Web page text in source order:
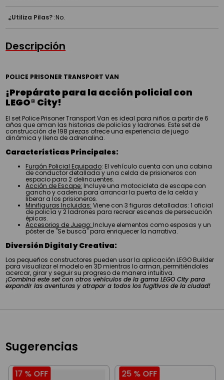
¿Utiliza Pilas? :No.
Descripción
POLICE PRISONER TRANSPORT VAN
¡Prepárate para la acción policial con
LEGO® City!
El set Police Prisoner Transport Van es ideal para niños a partir de 6
años que aman las historias de policías y ladrones. Este set de
construcción de 198 piezas ofrece una experiencia de juego
dinámica y llena de adrenalina.
Características Principales:
Furgón Policial Equipado: El vehículo cuenta con una cabina
de conductor detallada y una celda de prisioneros con
espacio para 2 delincuentes.
Acción de Escape: Incluye una motocicleta de escape con
gancho y cadena para arrancar la puerta de la celda y
liberar a los prisioneros.
Minifiguras Incluidas: Viene con 3 figuras detalladas: 1 oficial
de policía y 2 ladrones para recrear escenas de persecución
épicas.
Accesorios de Juego: Incluye elementos como esposas y un
póster de "Se busca" para enriquecer la narrativa.
Diversión Digital y Creativa:
Los pequeños constructores pueden usar la aplicación LEGO Builder
para visualizar el modelo en 3D mientras lo arman, permitiéndoles
acercar, girar y seguir su progreso de manera intuitiva.
¡Combina este set con otros vehículos de la gama LEGO City para
expandir las aventuras y atrapar a todos los fugitivos de la ciudad!
Sugerencias
17 % OFF 25 % OFF